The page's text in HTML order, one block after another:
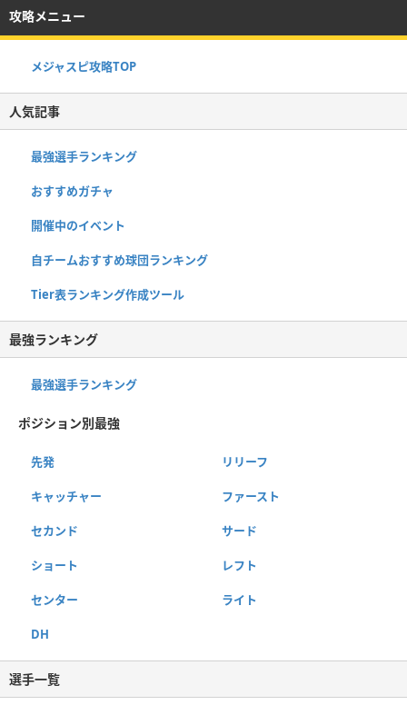
攻略メニュー
メジャスピ攻略TOP
人気記事
最強選手ランキング
おすすめガチャ
開催中のイベント
自チームおすすめ球団ランキング
Tier表ランキング作成ツール
最強ランキング
最強選手ランキング
ポジション別最強
先発 リリーフ
キャッチャー ファースト
セカンド サード
ショート レフト
センター ライト
DH
選手一覧